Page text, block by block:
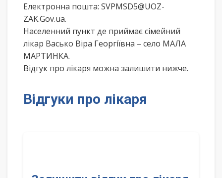
Електронна пошта: SVPMSD5@UOZ-
ZAK.Gov.ua.
Населенний пункт де приймає сімейний
лікар Васько Віра Георгіївна – село МАЛА
МАРТИНКА.
Відгук про лікаря можна залишити нижче.
Відгуки про лікаря